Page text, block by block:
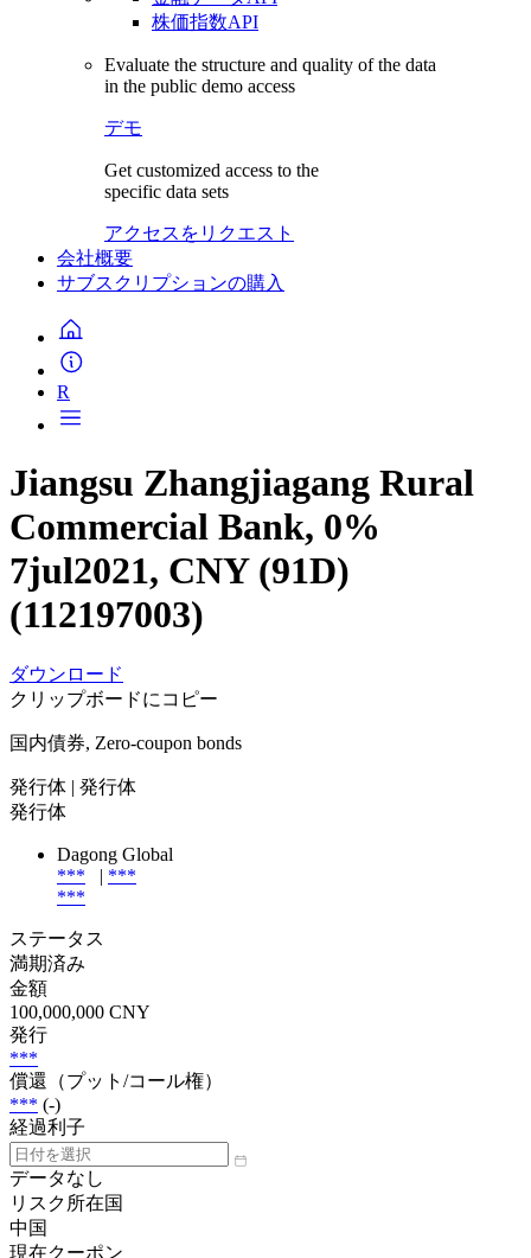
株価指数API
Evaluate the structure and quality of the data
in the public demo access
デモ
Get customized access to the
specific data sets
アクセスをリクエスト
会社概要
サブスクリプションの購入
R
Jiangsu Zhangjiagang Rural
Commercial Bank, 0%
7jul2021, CNY (91D)
(112197003)
ダウンロード
クリップボードにコピー
国内債券, Zero-coupon bonds
発行体 | 発行体
発行体
Dagong Global
***
| ***
***
ステータス
満期済み
金額
100,000,000 CNY
発行
***
償還（プット/コール権）
*** (-)
経過利子
データなし
リスク所在国
中国
現在クーポン